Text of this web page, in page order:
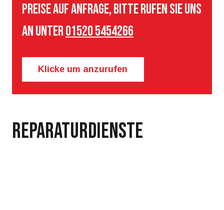
Preise auf Anfrage, bitte rufen Sie uns
an unter01520 5454266
Klicke um anzurufen
Reparaturdienste